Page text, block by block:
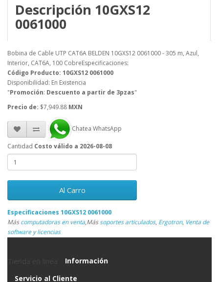
Descripción 10GXS12
0061000
Bobina de Cable UTP CAT6A BELDEN 10GXS12 0061000 - 305 m, Azul,
Interior, CAT6A, 100 CobreEspecificaciones:
Código Producto: 10GXS12 0061000
Disponibilidad: En Existencia
"Promoción: Descuento a partir de 3pzas"
Precio de: $7,949.88 MXN
Chatea WhatsApp
Cantidad Costo válido a 2026-08-08
Al Carro
Especificaciones 10GXS12 0061000
Máscomputadoras en venta,Mássoportes articulados, Ergotron, Venta de
software y licencias
Información
Servicio al Cliente